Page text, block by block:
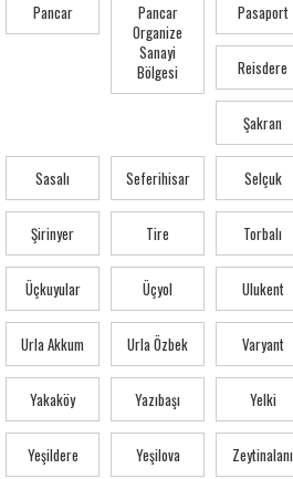
Pancar
Pancar
Organize
Sanayi
Bölgesi
Pasaport
Reisdere
Şakran
Sasalı Seferihisar Selçuk
Şirinyer Tire Torbalı
Üçkuyular Üçyol Ulukent
Urla Akkum Urla Özbek Varyant
Yakaköy Yazıbaşı Yelki
Yeşildere Yeşilova Zeytinalanı